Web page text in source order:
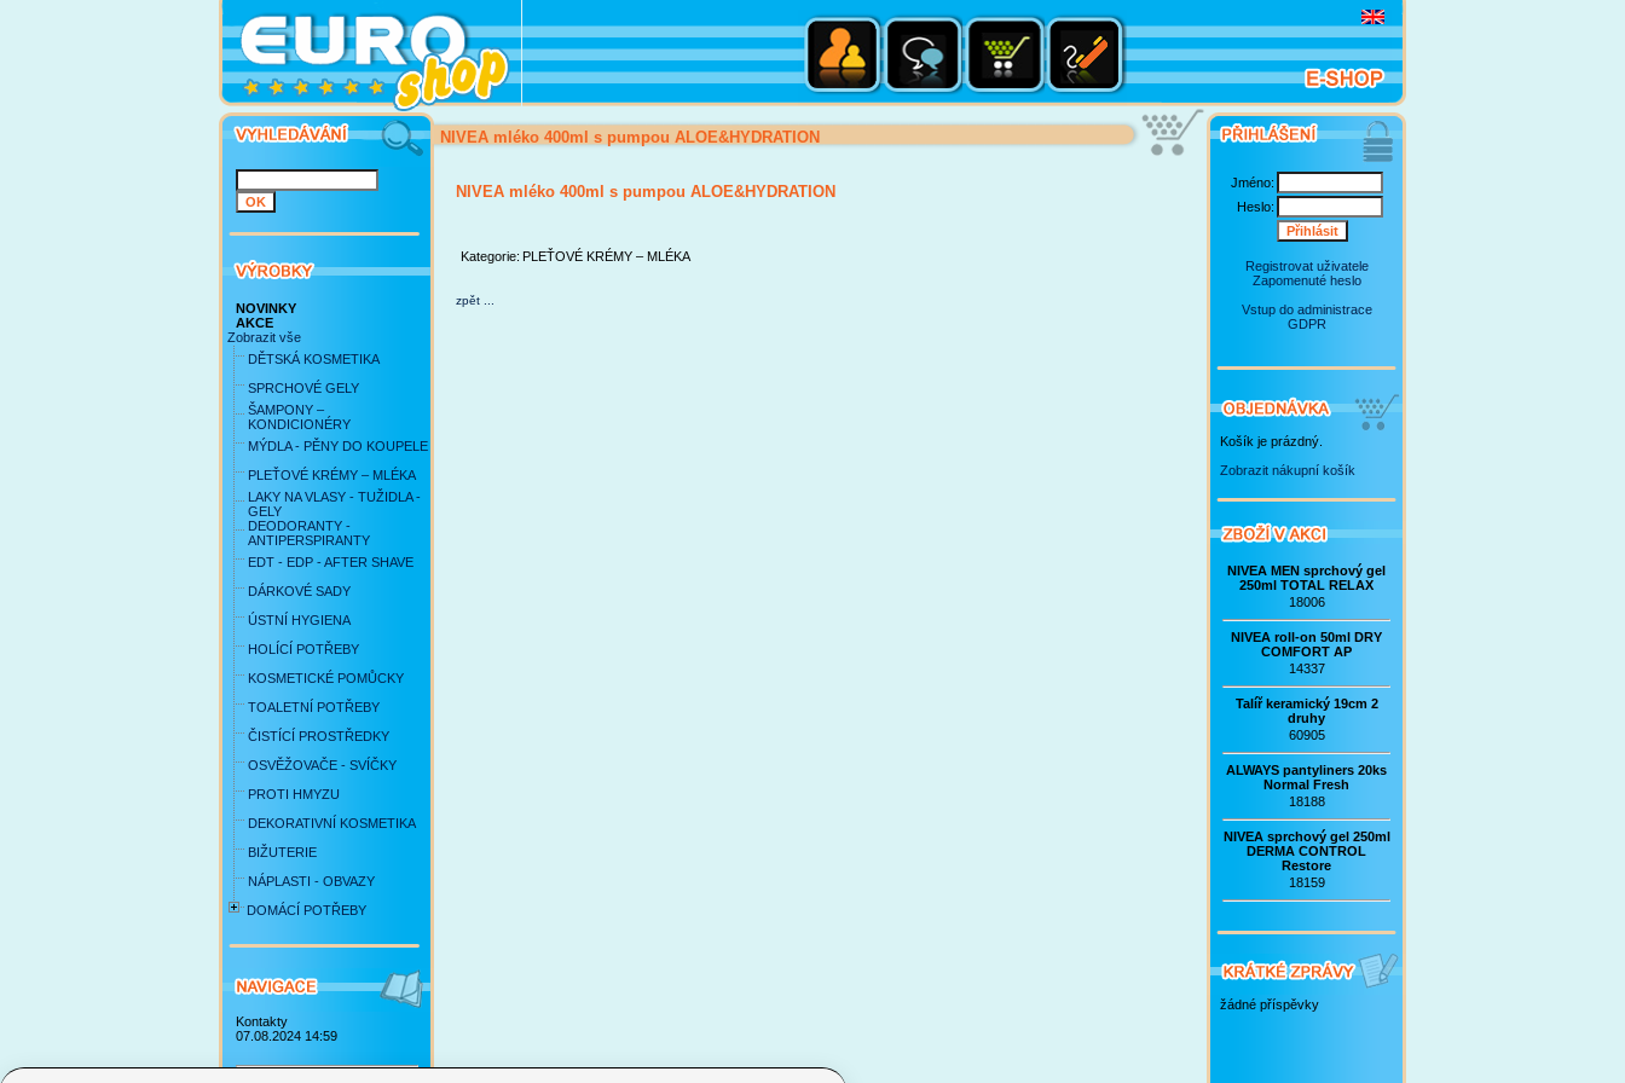
NOVINKY
AKCE
Zobrazit vše
DĚTSKÁ KOSMETIKA
SPRCHOVÉ GELY
ŠAMPONY –
KONDICIONÉRY
MÝDLA - PĚNY DO KOUPELE
PLEŤOVÉ KRÉMY – MLÉKA
LAKY NA VLASY - TUŽIDLA -
GELY
DEODORANTY -
ANTIPERSPIRANTY
EDT - EDP - AFTER SHAVE
DÁRKOVÉ SADY
ÚSTNÍ HYGIENA
HOLÍCÍ POTŘEBY
KOSMETICKÉ POMŮCKY
TOALETNÍ POTŘEBY
ČISTÍCÍ PROSTŘEDKY
OSVĚŽOVAČE - SVÍČKY
PROTI HMYZU
DEKORATIVNÍ KOSMETIKA
BIŽUTERIE
NÁPLASTI - OBVAZY
DOMÁCÍ POTŘEBY
Kontakty
07.08.2024 14:59
NIVEA mléko 400ml s pumpou ALOE&HYDRATION
NIVEA mléko 400ml s pumpou ALOE&HYDRATION
Kategorie: PLEŤOVÉ KRÉMY – MLÉKA
zpět ...
Jméno:
Heslo:
Registrovat uživatele
Zapomenuté heslo
Vstup do administrace
GDPR
Košík je prázdný.
Zobrazit nákupní košík
NIVEA MEN sprchový gel
250ml TOTAL RELAX
18006
NIVEA roll-on 50ml DRY
COMFORT AP
14337
Talíř keramický 19cm 2
druhy
60905
ALWAYS pantyliners 20ks
Normal Fresh
18188
NIVEA sprchový gel 250ml
DERMA CONTROL
Restore
18159
žádné příspěvky